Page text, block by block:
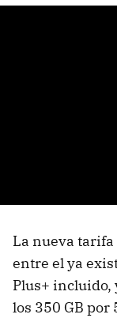
La nueva
entre el ya
Plus+ incluido,
los 350 GB por